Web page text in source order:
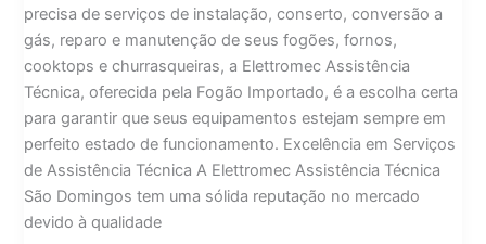
precisa de serviços de instalação, conserto, conversão a
gás, reparo e manutenção de seus fogões, fornos,
cooktops e churrasqueiras, a Elettromec Assistência
Técnica, oferecida pela Fogão Importado, é a escolha certa
para garantir que seus equipamentos estejam sempre em
perfeito estado de funcionamento. Excelência em Serviços
de Assistência Técnica A Elettromec Assistência Técnica
São Domingos tem uma sólida reputação no mercado
devido à qualidade